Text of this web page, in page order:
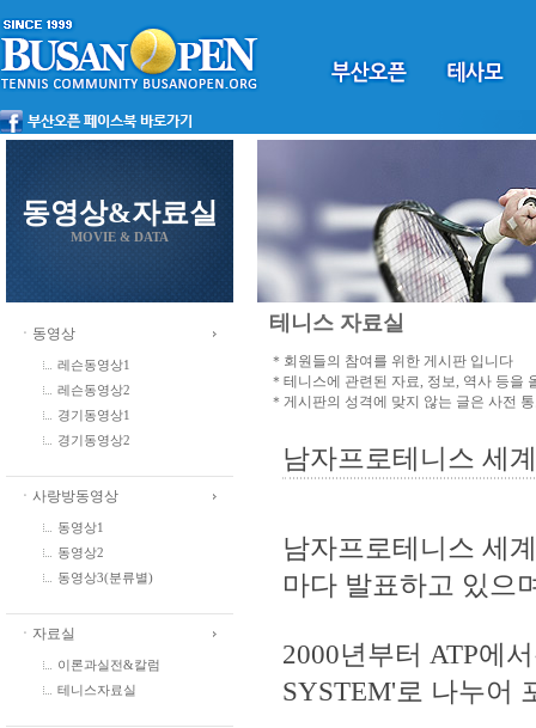
동영상&자료실
MOVIE & DATA
ㆍ동영상
레슨동영상1
레슨동영상2
경기동영상1
경기동영상2
ㆍ사랑방동영상
동영상1
동영상2
동영상3(분류별)
ㆍ자료실
이론과실전&칼럼
테니스자료실
테니스 자료실
＊회원들의 참여를 위한 게시판 입니다
＊테니스에 관련된 자료, 정보, 역사 등을
＊게시판의 성격에 맞지 않는 글은 사전
남자프로테니스 세
남자프로테니스 세
마다 발표하고 있으
2000년부터 ATP에
SYSTEM'로 나누어